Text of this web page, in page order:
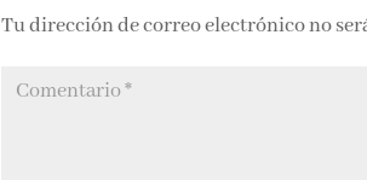
Tu dirección de correo electrónico no